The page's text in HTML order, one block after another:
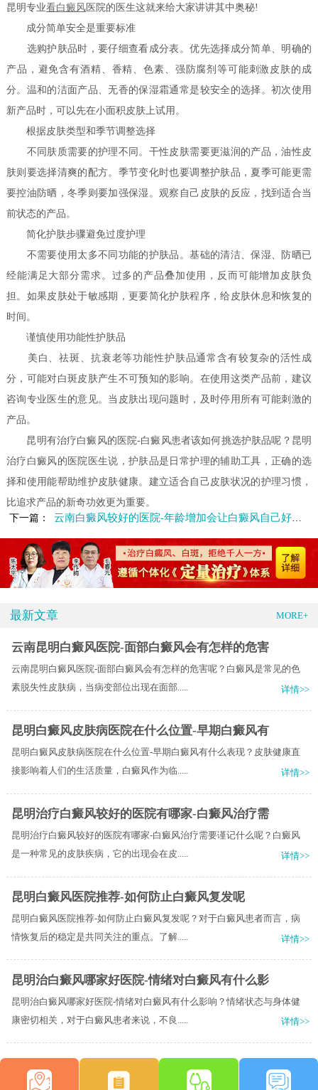
昆明专业看白癜风 医院的医生这就来给大家讲讲其中奥秘!
成分简单安全是重要标准
选购护肤品时，要仔细查看成分表。优先选择成分简单、明确的
产品，避免含有酒精、香精、色素、强防腐剂等可能刺激皮肤的成
分。温和的洁面产品、无香的保湿霜通常是较安全的选择。初次使用
新产品时，可以先在小面积皮肤上试用。
根据皮肤类型和季节调整选择
不同肤质需要的护理不同。干性皮肤需要更滋润的产品，油性皮
肤则要选择清爽的配方。季节变化时也要调整护肤品，夏季可能更需
要控油防晒，冬季则要加强保湿。观察自己皮肤的反应，找到适合当
前状态的产品。
简化护肤步骤避免过度护理
不需要使用太多不同功能的护肤品。基础的清洁、保湿、防晒已
经能满足大部分需求。过多的产品叠加使用，反而可能增加皮肤负
担。如果皮肤处于敏感期，更要简化护肤程序，给皮肤休息和恢复的
时间。
谨慎使用功能性护肤品
美白、祛斑、抗衰老等功能性护肤品通常含有较复杂的活性成
分，可能对白斑皮肤产生不可预知的影响。在使用这类产品前，建议
咨询专业医生的意见。当皮肤出现问题时，及时停用所有可能刺激的
产品。
昆明有治疗白癜风的医院-白癜风患者该如何挑选护肤品呢？昆明
治疗白癜风的医院医生说，护肤品是日常护理的辅助工具，正确的选
择和使用能帮助维护皮肤健康。建立适合自己皮肤状况的护理习惯，
比追求产品的新奇功效更为重要。
下一篇：
云南白癜风较好的医院-年龄增加会让白癜风自己好转吗
最新文章 MORE+
云南昆明白癜风医院-面部白癜风会有怎样的危害
云南昆明白癜风医院-面部白癜风会有怎样的危害呢？白癜风是常见的色
素脱失性皮肤病，当病变部位出现在面部.....
详情>>
昆明白癜风皮肤病医院在什么位置-早期白癜风有
昆明白癜风皮肤病医院在什么位置-早期白癜风有什么表现？皮肤健康直
接影响着人们的生活质量，白癜风作为临.....
详情>>
昆明治疗白癜风较好的医院有哪家-白癜风治疗需
昆明治疗白癜风较好的医院有哪家-白癜风治疗需要谨记什么呢？白癜风
是一种常见的皮肤疾病，它的出现会在皮.....
详情>>
昆明白癜风医院推荐-如何防止白癜风复发呢
昆明白癜风医院推荐-如何防止白癜风复发呢？对于白癜风患者而言，病
情恢复后的稳定是共同关注的重点。了解.....
详情>>
昆明治白癜风哪家好医院-情绪对白癜风有什么影
昆明治白癜风哪家好医院-情绪对白癜风有什么影响？情绪状态与身体健
康密切相关，对于白癜风患者来说，不良.....
详情>>